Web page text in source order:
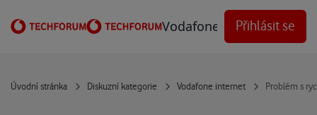
Vodafone Techforum
Přihlásit se
Úvodní stránka Diskuzní kategorie Vodafone internet Problém s